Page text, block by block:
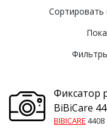
Сортировать
Фиксатор
BiBiCare
BIBICARE 4408